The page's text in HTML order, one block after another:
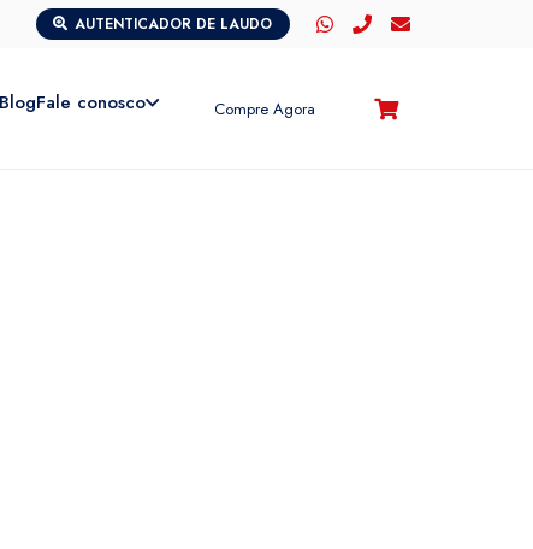
AUTENTICADOR DE LAUDO
BlogFale conosco Compre Agora